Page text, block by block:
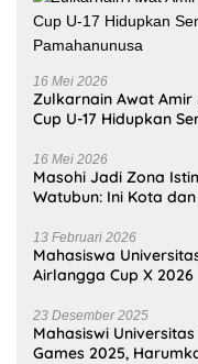
16 Mei 2026
Zulkarnain Awat
Cup U-17 Hidupkan
16 Mei 2026
Masohi Jadi Zona
Watubun: Ini Kota
13 Februari 2026
Mahasiswa
Airlangga Cup X 2026
23 Desember 2025
Mahasiswi
Games 2025,